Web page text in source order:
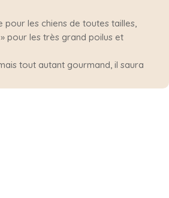
pour les chiens de toutes tailles,
pour les très grand poilus et
tout autant gourmand, il saura